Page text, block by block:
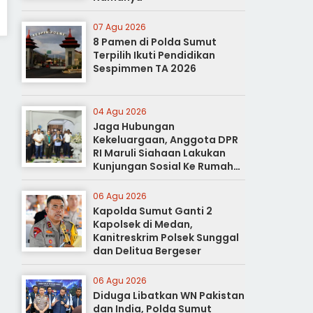
07 Agu 2026
8 Pamen di Polda Sumut
Terpilih Ikuti Pendidikan
Sespimmen TA 2026
04 Agu 2026
Jaga Hubungan
Kekeluargaan, Anggota DPR
RI Maruli Siahaan Lakukan
Kunjungan Sosial Ke Rumah
Duka
06 Agu 2026
Kapolda Sumut Ganti 2
Kapolsek di Medan,
Kanitreskrim Polsek Sunggal
dan Delitua Bergeser
06 Agu 2026
Diduga Libatkan WN Pakistan
dan India, Polda Sumut